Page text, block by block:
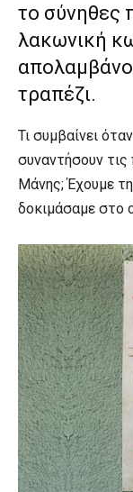
το σύνηθες
λακωνική
τραπέζι.
Τι συμβαίνει
συναντήσουν
Μάνης; Έχουμε
δοκιμάσαμε στο